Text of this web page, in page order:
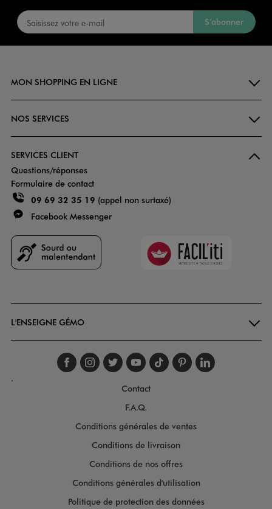
S’abonner
MON SHOPPING EN LIGNE
NOS SERVICES
SERVICES CLIENT
Questions/réponses
Formulaire de contact
09 69 32 35 19 (appel non surtaxé)
Facebook Messenger
Faciliti
L'ENSEIGNE GÉMO
Suivez-nous sur
Suivez-nous sur
Suivez-nous sur
Suivez-nous
Suivez-nous
Suivez-
.
Contact
F.A.Q.
Conditions générales de ventes
Conditions de livraison
Conditions de nos offres
Conditions générales d'utilisation
Politique de protection des données